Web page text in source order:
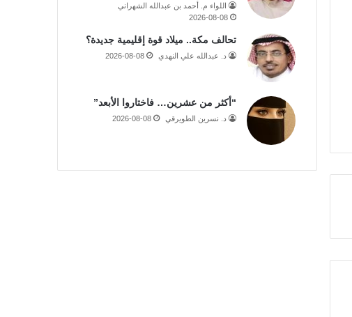
اللواء م. أحمد بن عبدالله الشهراني
2026-08-08
تحالف مكة.. ميلاد قوة إقليمية جديدة؟
د. عبدالله علي النهدي 2026-08-08
“أكثر من عشرين… فاختاروا الأبعد”
د. نسرين الطويرقي 2026-08-08